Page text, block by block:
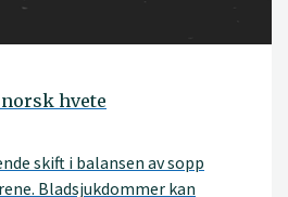
hvete
skift i balansen av sopp
Bladsjukdommer kan